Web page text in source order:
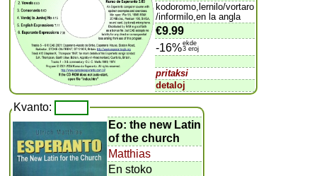
kodoromo,lernilo/vortaro
/informilo,en la angla
€9.99
-16%ekde
3 eroj
pritaksi
detaloj
Kvanto:
Eo: the new Latin
of the church
Matthias
En stoko